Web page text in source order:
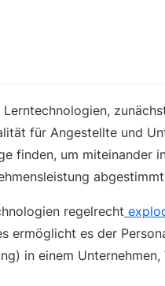
für Angestellte und
finden, um miteinander
regelrecht
ermöglicht es der
in einem